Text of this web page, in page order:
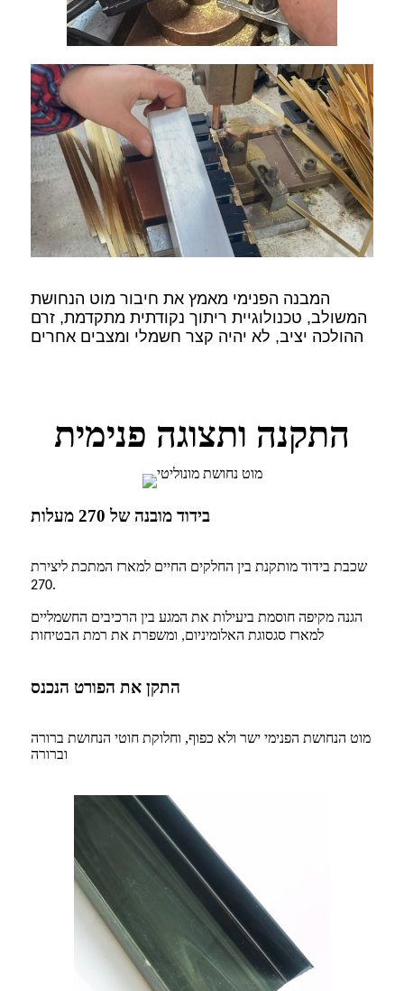
המבנה הפנימי מאמץ את חיבור מוט הנחושת
המשולב, טכנולוגיית ריתוך נקודתית מתקדמת, זרם
ההולכה יציב, לא יהיה קצר חשמלי ומצבים אחרים
התקנה ותצוגה פנימית
בידוד מובנה של 270 מעלות
שכבת בידוד מותקנת בין החלקים החיים למארז המתכת ליצירת
270.
הגנה מקיפה חוסמת ביעילות את המגע בין הרכיבים החשמליים
למארז סגסוגת האלומיניום, ומשפרת את רמת הבטיחות
התקן את הפורט הנכנס
מוט הנחושת הפנימי ישר ולא כפוף, וחלוקת חוטי הנחושת ברורה
וברורה